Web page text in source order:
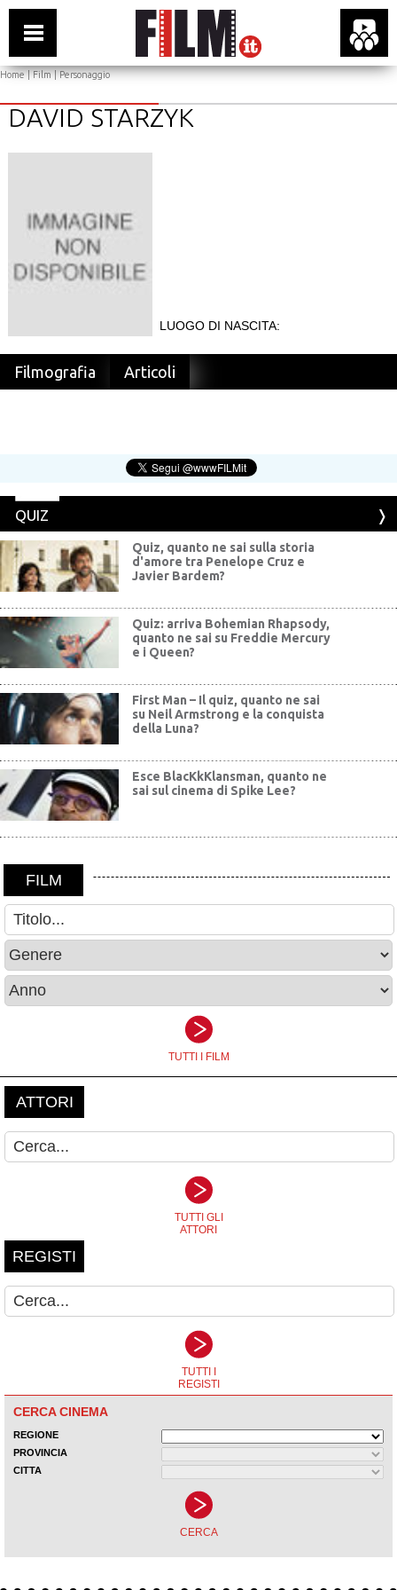
Home|Film| Personaggio
DAVID STARZYK
LUOGO DI NASCITA:
Filmografia Articoli
QUIZ
Quiz, quanto ne sai sulla storia
d'amore tra Penelope Cruz e
Javier Bardem?
Quiz: arriva Bohemian Rhapsody,
quanto ne sai su Freddie Mercury
e i Queen?
First Man – Il quiz, quanto ne sai
su Neil Armstrong e la conquista
della Luna?
Esce BlacKkKlansman, quanto ne
sai sul cinema di Spike Lee?